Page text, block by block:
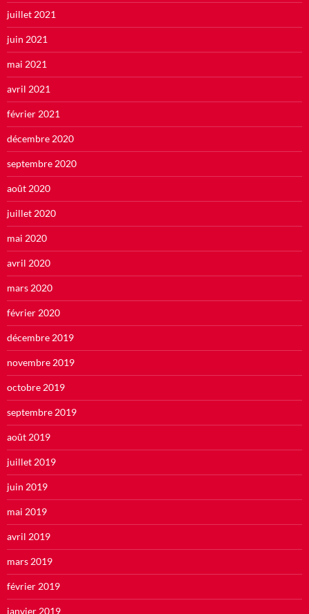
juillet 2021
juin 2021
mai 2021
avril 2021
février 2021
décembre 2020
septembre 2020
août 2020
juillet 2020
mai 2020
avril 2020
mars 2020
février 2020
décembre 2019
novembre 2019
octobre 2019
septembre 2019
août 2019
juillet 2019
juin 2019
mai 2019
avril 2019
mars 2019
février 2019
janvier 2019